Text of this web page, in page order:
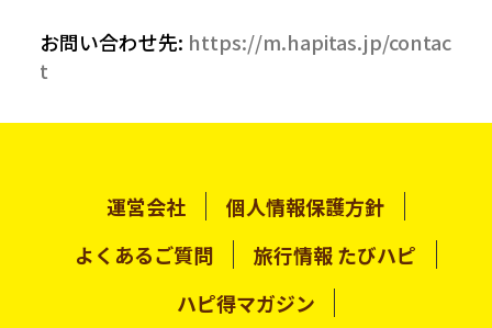
お問い合わせ先: https://m.hapitas.jp/contac
t
運営会社
個人情報保護方針
よくあるご質問
旅行情報 たびハピ
ハピ得マガジン